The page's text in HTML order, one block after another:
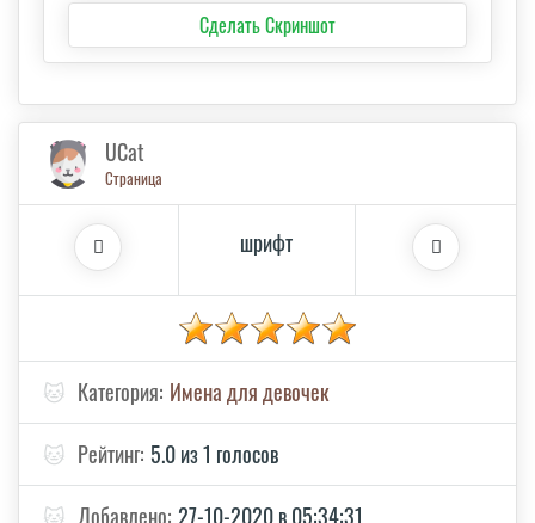
Сделать Скриншот
UCat
Страница
шрифт
🐱 Категория: Имена для девочек
🐱 Рейтинг: 5.0 из 1 голосов
🐱 Добавлено: 27-10-2020 в 05:34:31